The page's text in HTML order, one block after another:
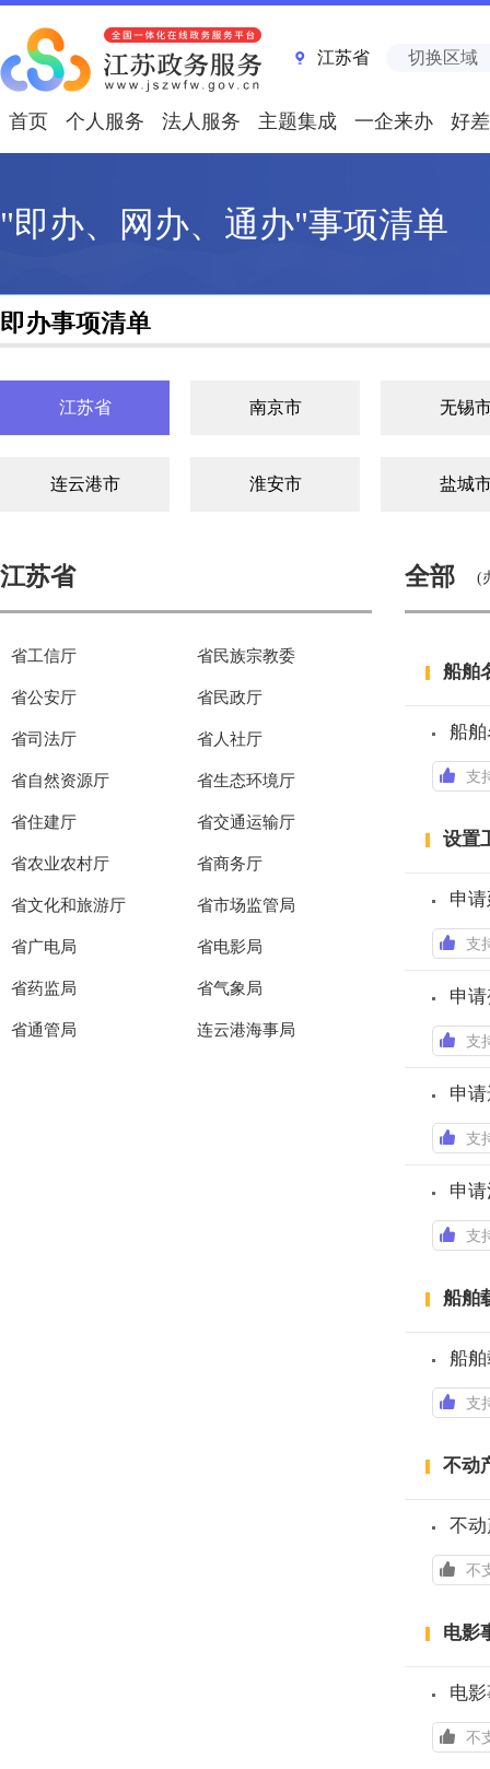
江苏省 切换区域
首页 个人服务 法人服务 主题集成 一企来办 好
"即办、网办、通办"事项清单
即办事项清单
江苏省 南京市 无锡
连云港市 淮安市 盐城
江苏省
省工信厅 省民族宗教委
省公安厅 省民政厅
省司法厅 省人社厅
省自然资源厅 省生态环境厅
省住建厅 省交通运输厅
省农业农村厅 省商务厅
省文化和旅游厅 省市场监管局
省广电局 省电影局
省药监局 省气象局
省通管局 连云港海事局
全部 (
船舶
船
支
设置
申
支
申
支
申
支
申
支
船舶
船
支
不动
不
不
电影
电
不